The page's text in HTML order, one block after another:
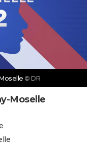
© DR
Moselle